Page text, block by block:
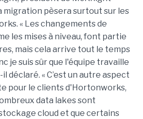
migration pèsera surtout sur les
« Les changements de
les mises à niveau, font partie
mais cela arrive tout le temps
je suis sûr que l'équipe travaille
déclaré. « C’est un autre aspect
pour le clients d'Hortonworks,
data lakes sont
cloud et que certains